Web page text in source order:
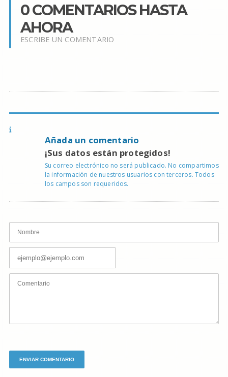
0 COMENTARIOS HASTA
AHORA
ESCRIBE UN COMENTARIO
Añada un comentario
¡Sus datos están protegidos!
Su correo electrónico no será publicado. No compartimos
la información de nuestros usuarios con terceros. Todos
los campos son requeridos.